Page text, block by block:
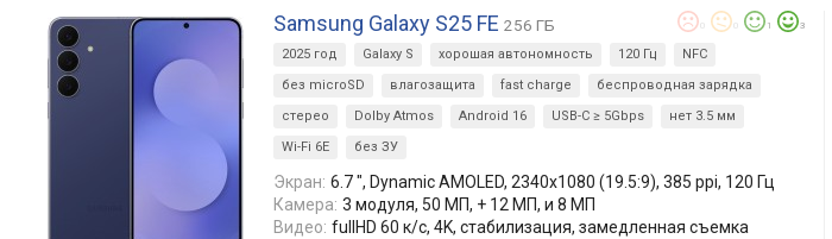
Samsung Galaxy S25 FE 256 ГБ 1 3
2025 год Galaxy S хорошая автономность 120 Гц
NFC
без microSD
влагозащита fast charge
беспроводная зарядка
стерео
Dolby Atmos Android 16 USB-C ≥ 5Gbps
нет 3.5 мм
Wi-Fi 6E
без ЗУ
Экран: 6.7 ", Dynamic AMOLED, 2340x1080 (19.5:9), 385 ppi, 120 Гц
Камера: 3 модуля, 50 МП, + 12 МП, и 8 МП
Видео: fullHD 60 к/с, 4K, стабилизация, замедленная съемка